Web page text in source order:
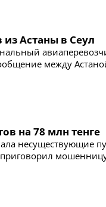
из Астаны в Сеул
между
на 78 млн тенге
несуществующие